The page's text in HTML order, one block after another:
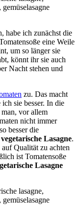
habe ich zunächst die
eine Weile
um so länger sie
könnt ihr sie auch
Nacht stehen und
zu. Das macht
sie besser. In die
vor allem
nicht immer
besser die
vegetarische Lasagne.
Qualität zu achten
ist Tomatensoße
Lasagne